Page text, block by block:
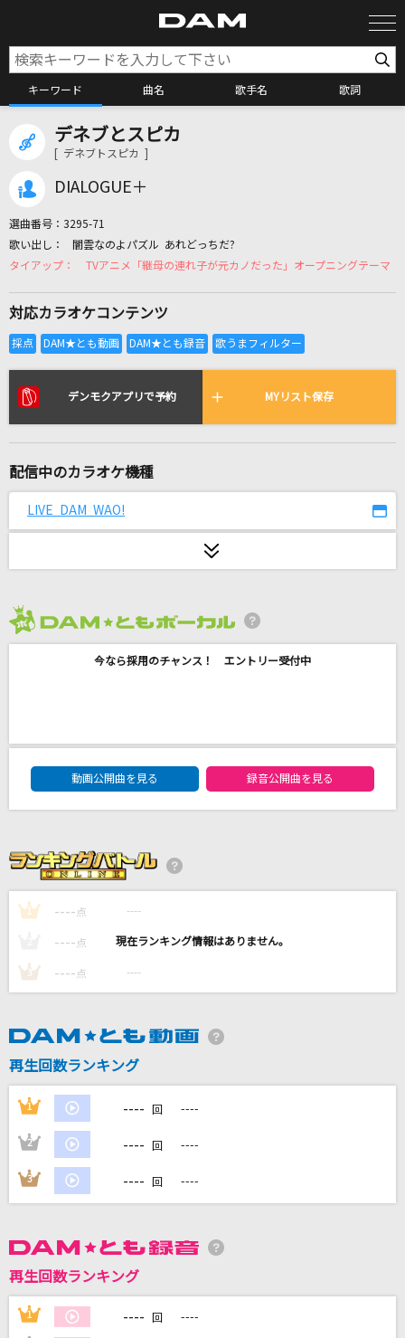
キーワード 曲名 歌手名 歌詞
カラオケ検索
カラオケリクエスト
リアルタイムで歌われている曲の一覧
[生音]雪月花
リライト
ASIAN KUNG-FU GENERATION
カムパネルラ(ビデオクリップバージョン)
米津玄師
スキマスイッチ
MAN WITH A MISSION × milet
[生音]コネクト
ClariS
[生音]ただ君に晴れ
[生音]クリスマスキャロルの頃には
DAMの新曲・ランキングなど
DAMに会員登録・ログインして
カラオケをもっと楽しもう！
デネブとスピカ
[ デネブトスピカ ]
DIALOGUE＋
選曲番号： 3295-71
闇雲なのよパズル あれどっちだ?
TVアニメ「継母の連れ子が元カノだった」オープニングテーマ
対応カラオケコンテンツ
デンモクアプリで予約 MYリスト保存
配信中のカラオケ機種
LIVE DAM WAO!
今なら採用のチャンス！ エントリー受付中
DAM★ともボーカルエントリーランキング
動画公開曲を見る
録音公開曲を見る
1 ---- 点 ----
---- 点 ----
3 ---- 点 ----
再生回数ランキング
1 ---- 回 ----
2 ---- 回 ----
3 ---- 回 ----
再生回数ランキング
1 ---- 回 ----